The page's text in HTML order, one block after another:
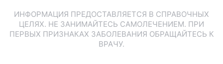
ИНФОРМАЦИЯ ПРЕДОСТАВЛЯЕТСЯ В СПРАВОЧНЫХ
ЦЕЛЯХ. НЕ ЗАНИМАЙТЕСЬ САМОЛЕЧЕНИЕМ. ПРИ
ПЕРВЫХ ПРИЗНАКАХ ЗАБОЛЕВАНИЯ ОБРАЩАЙТЕСЬ К
ВРАЧУ.